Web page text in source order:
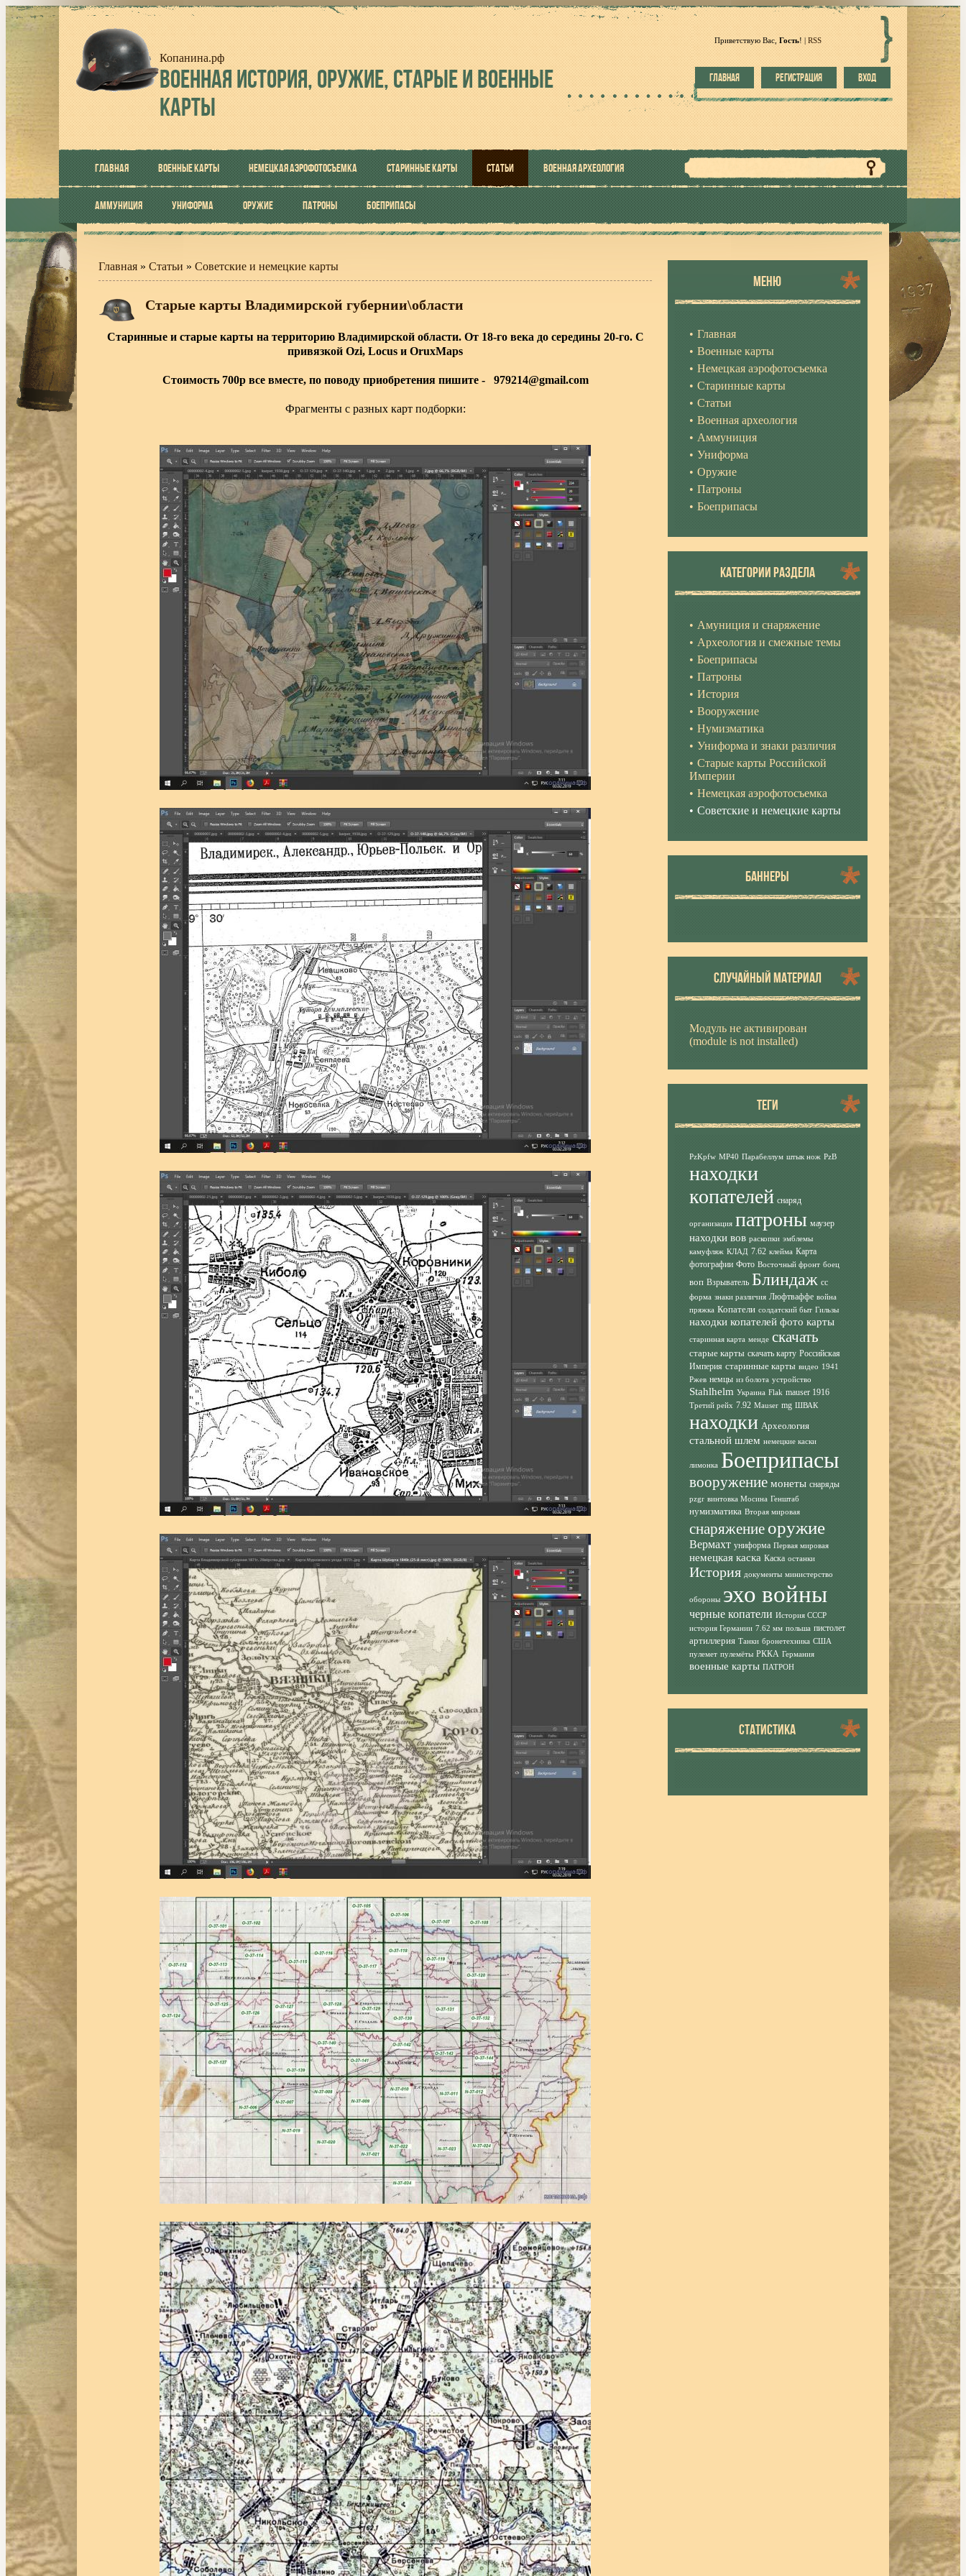
Копанина.рф
ВОЕННАЯИСТОРИЯ, ОРУЖИЕ, СТАРЫЕ И ВОЕННЫЕ
КАРТЫ
Приветствую Вас, Гость! RSS
ГЛАВНАЯ РЕГИСТРАЦИЯ ВХОД
ГЛАВНАЯ ВОЕННЫЕ КАРТЫ НЕМЕЦКАЯ АЭРОФОТОСЪЕМКА СТАРИННЫЕ КАРТЫ СТАТЬИ ВОЕННАЯ АРХЕОЛОГИЯ
АММУНИЦИЯ УНИФОРМА ОРУЖИЕ ПАТРОНЫ БОЕПРИПАСЫ
Главная » Статьи » Советские и немецкие карты
Старые карты Владимирской губернии\области
Старинные и старые карты на территорию Владимирской области. От 18-го века до середины 20-го. С
привязкой Ozi, Locus и OruxMaps
Стоимость 700р все вместе, по поводу приобретения пишите - 979214@gmail.com
Фрагменты с разных карт подборки:
МЕНЮ
Главная
Военные карты
Немецкая аэрофотосъемка
Старинные карты
Статьи
Военная археология
Аммуниция
Униформа
Оружие
Патроны
Боеприпасы
КАТЕГОРИИ РАЗДЕЛА
Амуниция и снаряжение
Археология и смежные темы
Боеприпасы
Патроны
История
Вооружение
Нумизматика
Униформа и знаки различия
Старые карты Российской
Империи
Немецкая аэрофотосъемка
Советские и немецкие карты
БАННЕРЫ
СЛУЧАЙНЫЙ МАТЕРИАЛ
Модуль не активирован
(module is not installed)
ТЕГИ
PzKpfw MP40 Парабеллум штык нож PzB
находки
копателей снаряд
организация патроны маузер
находки вов раскопки эмблемы
камуфляж КЛАД 7.62 клейма Карта
фотографии Фото Восточный фронт боец
воп Взрыватель Блиндаж сс
форма знаки различия Люфтваффе война
пряжка Копатели солдатский быт Гильзы
находки копателей фото карты
старинная карта менде скачать
старые карты скачать карту Российская
Империя старинные карты видео 1941
Ржев немцы из болота устройство
Stahlhelm Украина Flak mauser 1916
Третий рейх 7.92 Mauser mg ШВАК
находки Археология
стальной шлем немецкие каски
лимонка Боеприпасы
вооружение монеты снаряды
pzgr винтовка Мосина Генштаб
нумизматика Вторая мировая
снаряжение оружие
Вермахт униформа Первая мировая
немецкая каска Каска останки
История документы министерство
обороны эхо войны
черные копатели История СССР
история Германии 7.62 мм польша пистолет
артиллерия Танки бронетехника США
пулемет пулемёты РККА Германия
военные карты ПАТРОН
СТАТИСТИКА